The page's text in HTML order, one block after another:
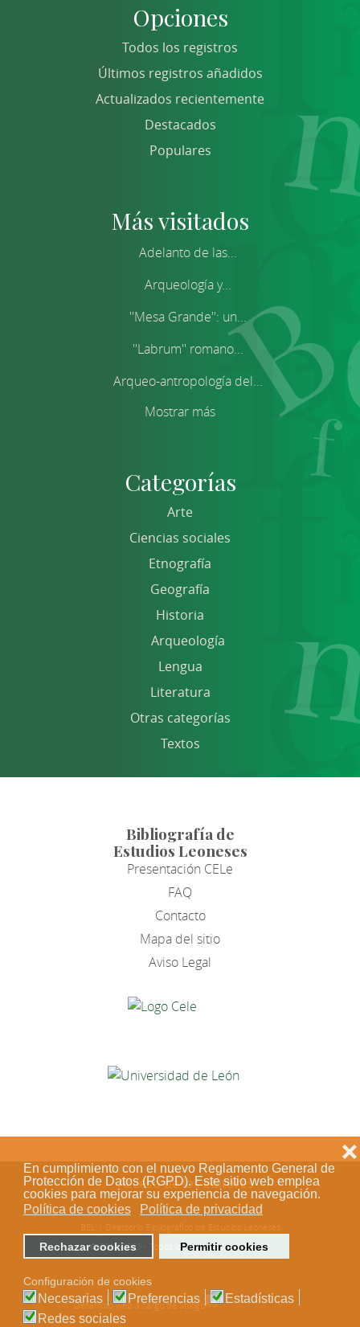
En cumplimiento con el nuevo Reglamento General de
Protección de Datos (RGPD). Este sitio web emplea
cookies para mejorar su experiencia de navegación.
Política de cookies
Política de privacidad
Rechazar cookies Permitir cookies
❌
Configuración de cookies
Necesarias Preferencias
Estadísticas
Redes sociales
Opciones
Todos los registros
Últimos registros añadidos
Actualizados recientemente
Destacados
Populares
Más visitados
Adelanto de las...
Arqueología y...
''Mesa Grande'': un...
''Labrum'' romano...
Arqueo-antropología del...
Mostrar más
Categorías
Arte
Ciencias sociales
Etnografía
Geografía
Historia
Arqueología
Lengua
Literatura
Otras categorías
Textos
Bibliografía de
Estudios Leoneses
Presentación CELe
FAQ
Contacto
Mapa del sitio
Aviso Legal
Acceso de los editores
© 2018-2023 - Todos los derechos reservados
Desarrollo web a cargo de Stílogo